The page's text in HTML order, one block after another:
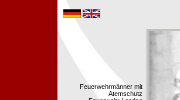
Feuerwehrmänner mit
Atemschutz